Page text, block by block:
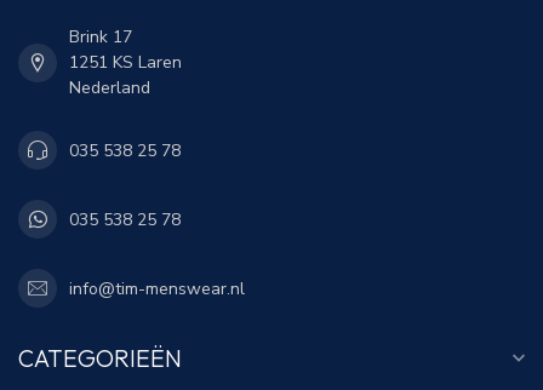
Brink 17
1251 KS Laren
Nederland
035 538 25 78
035 538 25 78
info@tim-menswear.nl
CATEGORIEËN